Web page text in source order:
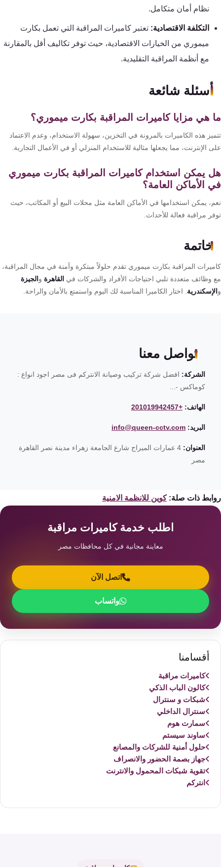
نظام أمان متكامل.
التكلفة الاقتصادية:تعتبر كاميرات المراقبة التي تعمل بكارت
ميموري من الخيارات الاقتصادية، حيث توفر تكاليف أقل بالمقارنة
مع أنظمة المراقبة التقليدية.
أسئلة شائعة
هي مزايا كاميرات المراقبة بكارت ميموري؟
هذه الكاميرات بالمرونة في التخزين، سهولة الاستخدام، وعدم الاعتماد
الإنترنت، مما يجعلها مثالية للاستخدام المنزلي أو في الأعمال التجارية.
يمكن استخدام كاميرات المراقبة بكارت ميموري
الأماكن العامة؟
يمكن استخدامها في الأماكن العامة مثل محلات البيع أو المكاتب، حيث
مراقبة فعالة للأحداث.
خاتمة
المراقبة بكارت ميموري تقدم حلولاً مبتكرة وآمنة في مجال المراقبة،
وظائف متعددة تلبي احتياجات الأفراد والشركات فيالقاهرةو الجيزة
. اختار الكاميرا المناسبة لك اليوم واستمتع بالأمان والراحة.
تواصل معنا
الشركة:افضل شركة تركيب وصيانة الانتركم فى مصر اجود انواع :
كوماكس -...
الهاتف: +201019942457
البريد: info@queen-cctv.com
العنوان:
4 عمارات الميراج شارع الجامعة زهراء مدينة نصر القاهرة
مصر
ذات صلة: كوين للانظمة الامنية
اطلب خدمة كاميرات مراقبة
معاينة مجانية في كل محافظات مصر
اتصل الآن
واتساب
أقسامنا
كاميرات مراقبة
كالون الباب الذكي
شبكات و سنترال
سنترال الداخلي
سمارت هوم
ساوند سيستم
حلول أمنية للشركات والمصانع
جهاز بصمة الحضور والانصراف
تقوية شبكات المحمول والانترنت
انتركم